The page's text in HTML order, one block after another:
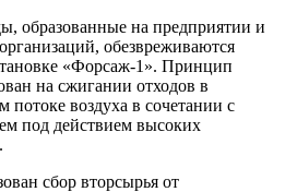
образованные на предприятии и
обезвреживаются
«Форсаж-1». Принцип
на сжигании отходов в
потоке воздуха в сочетании с
под действием высоких
сбор вторсырья от